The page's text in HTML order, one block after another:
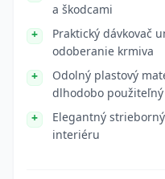
a škodcami
Praktický dávkovač
odoberanie krmiva
Odolný plastový
dlhodobo použiteľný
Elegantný
interiéru